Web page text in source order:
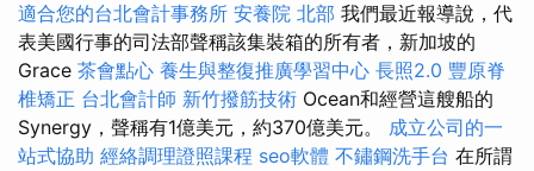
適合您的台北會計事務所 安養院 北部 我們最近報導說，代
表美國行事的司法部聲稱該集裝箱的所有者，新加坡的
Grace 茶會點心 養生與整復推廣學習中心 長照2.0 豐原脊
椎矯正 台北會計師 新竹撥筋技術 Ocean和經營這艘船的
Synergy，聲稱有1億美元，約370億美元。 成立公司的一
站式協助 經絡調理證照課程 seo軟體 不鏽鋼洗手台 在所謂